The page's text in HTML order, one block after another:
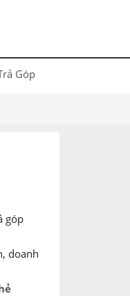
Góp
góp
doanh